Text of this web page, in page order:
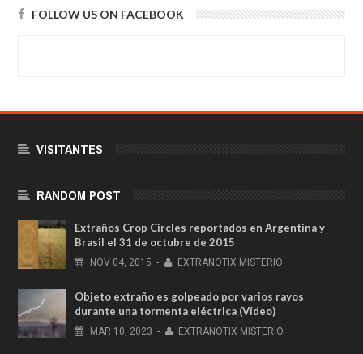
FOLLOW US ON FACEBOOK
VISITANTES
RANDOM POST
Extraños Crop Circles reportados en Argentina y
Brasil el 31 de octubre de 2015
NOV 04, 2015 - EXTRANOTIX MISTERIO
Objeto extraño es golpeado por varios rayos
durante una tormenta eléctrica (Vídeo)
MAR 10, 2023 - EXTRANOTIX MISTERIO